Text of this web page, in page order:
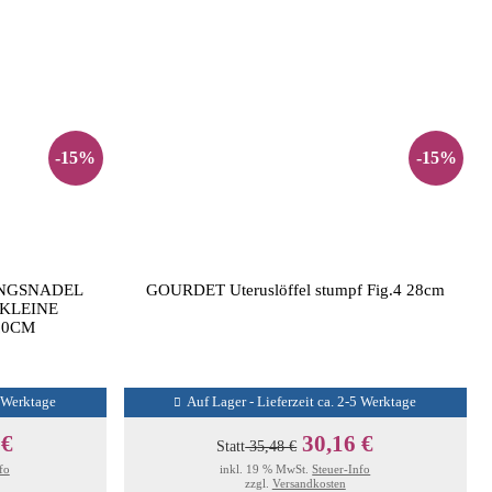
-15% -15%
GOURDET Uteruslöffel stumpf Fig.4 28cm
Auf Lager - Lieferzeit ca. 2-5 Werktage
Statt35,48 € 30,16 €
inkl. 19 % MwSt.Steuer-Info
zzgl. Versandkosten